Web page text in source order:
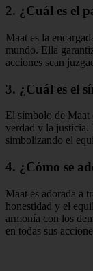
2. ¿Cuál es el
Maat es la
mundo. Ella
acciones sean
3. ¿Cuál es el
El símbolo de Maat
verdad y la justicia.
simbolizando el
4. ¿Cómo se
Maat es adorada a
honestidad y el
armonía con los
en todas sus